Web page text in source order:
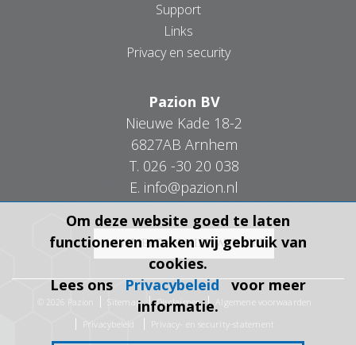
Support
Links
Privacy en security
Pazion BV
Nieuwe Kade 18-2
6827AB Arnhem
T. 026 -30 20 038
E. info@pazion.nl
© 2026 Pazion Sitemap Disclaimer
Algemene voorwaarden
Privacybeleid
Privacy- en security-statement
Om deze website goed te laten
functioneren maken wij gebruik van
cookies.
Lees ons Privacybeleid voor meer
informatie.